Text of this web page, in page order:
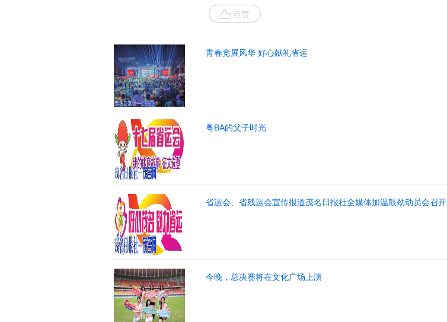
点赞
青春竞展风华 好心献礼省运
粤BA的父子时光
省运会、省残运会宣传报道茂名日报社全媒体加温鼓劲动员会召开
今晚，总决赛将在文化广场上演